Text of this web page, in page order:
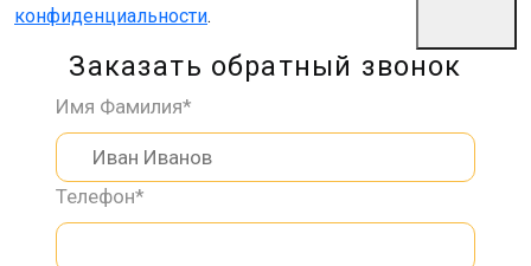
конфиденциальности.
Заказать обратный звонок
Имя Фамилия*
Телефон*